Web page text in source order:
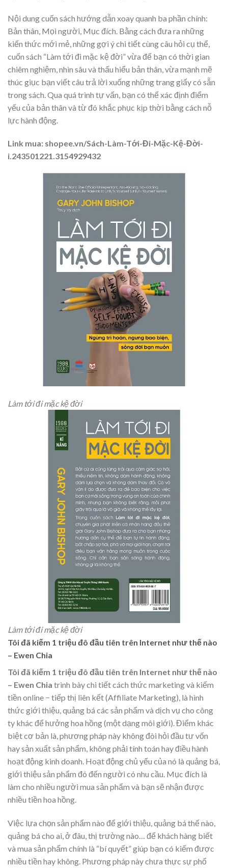
Nội dung cuốn sách hướng dẫn xoay quanh ba phần chính:
Bản thân, Mọi người, Mục đích. Bằng cách đưa ra những
kiến thức mới mẻ, những gợi ý chi tiết cùng câu hỏi cụ thể,
cuốn sách “Làm tới đi mặc kệ đời” vừa để bạn có thời gian
chiêm nghiệm, nhìn sâu và thấu hiểu bản thân, vừa mạnh mẽ
thúc giục bạn viết câu trả lời xuống những trang giấy có sẵn
trong sách. Qua quá trình tự vấn, bạn có thể xác định điểm
yếu của bản thân và từ đó khắc phục kịp thời bằng cách nỗ
lực hành động.
Link mua: shopee.vn/Sách-Làm-Tới-Đi-Mặc-Kệ-Đời-
i.243501221.3154929432
Làm tới đi mặc kệ đời
Làm tới đi mặc kệ đời
Tôi đã kiếm 1 triệu đô đầu tiên trên Internet như thế nào
– Ewen Chia
Tôi đã kiếm 1 triệu đô đầu tiên trên Internet như thế nào
– Ewen Chia trình bày chi tiết cách thức marketing và kiếm
tiền online − tiếp thị liên kết (Affiliate Marketing), là hình
thức giới thiệu, quảng bá các sản phẩm và dịch vụ cho công
ty khác để hưởng hoa hồng (một dạng môi giới). Điểm khác
biệt cơ bản là, phương pháp này không đòi hỏi đầu tư vốn
hay sản xuất sản phẩm, không phải tính toán hay điều hành
hoạt động kinh doanh. Hoạt động chủ yếu của nó là quảng bá,
giới thiệu sản phẩm đó đến người có nhu cầu. Mục đích là
làm cho nhiều người mua sản phẩm và bạn sẽ nhận được
nhiều tiền hoa hồng.
Việc lựa chọn sản phẩm nào để giới thiệu, quảng bá thế nào,
quảng bá cho ai, ở đâu, thị trường nào… để khách hàng biết
và mua sản phẩm chính là “bí quyết” giúp bạn có kiếm được
nhiều tiền hay không. Phương pháp này chưa thực sự phổ